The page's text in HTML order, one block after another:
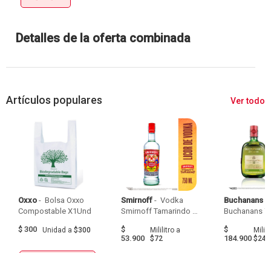
Detalles de la oferta combinada
Artículos populares Ver todo
Oxxo - Bolsa Oxxo
$ 300 Unidad a $300
Smirnoff - Vodka
Smirnoff Tamarindo
$
53.900
Mililitroa
$72
Buchanans
$
184.900 $247